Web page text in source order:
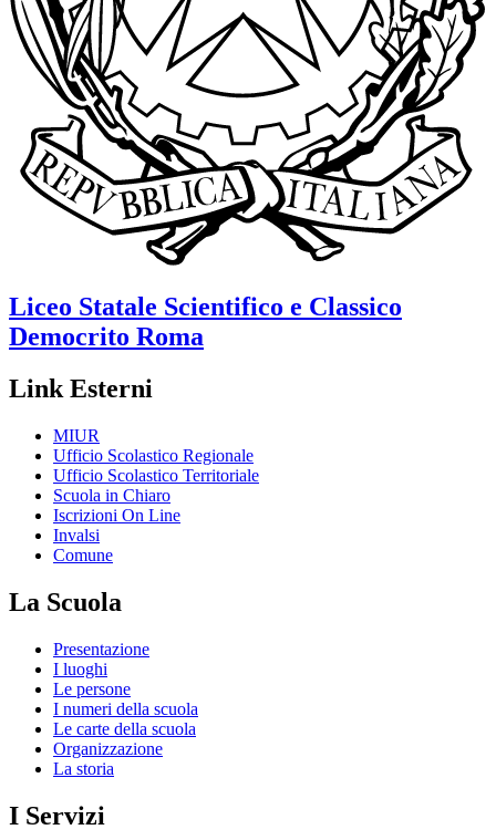
Liceo Statale Scientifico e Classico
Democrito Roma
Link Esterni
MIUR
Ufficio Scolastico Regionale
Ufficio Scolastico Territoriale
Scuola in Chiaro
Iscrizioni On Line
Invalsi
Comune
La Scuola
Presentazione
I luoghi
Le persone
I numeri della scuola
Le carte della scuola
Organizzazione
La storia
I Servizi